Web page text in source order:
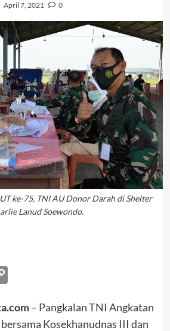
April 7, 2021 0
ke-75, TNI AU Donor Darah di Shelter
Lanud Soewondo.
– Pangkalan TNI Angkatan
Kosekhanudnas III dan